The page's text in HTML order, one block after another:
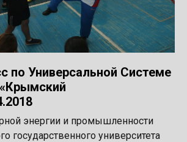
по Универсальной Системе
энергии и промышленности
государственного университета